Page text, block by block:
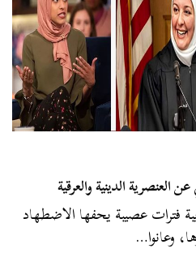
العنصرية الدينية والعرقية
فترات عصيبة يحفها الاضطهاد
وعانوا…